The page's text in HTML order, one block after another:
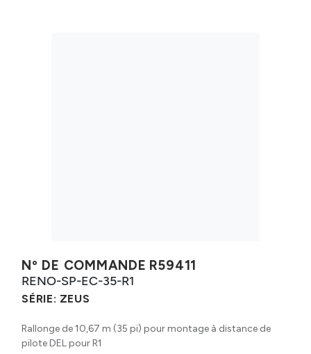
Nº DE COMMANDE R59411
RENO-SP-EC-35-R1
SÉRIE: ZEUS
Rallonge de 10,67 m (35 pi) pour montage à distance de
pilote DEL pour R1